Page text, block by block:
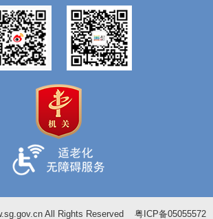
All Rights Reserved粤ICP备05055572